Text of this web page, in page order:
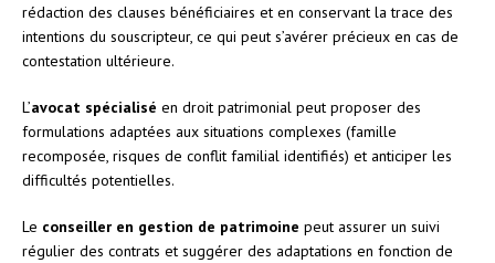
rédaction des clauses bénéficiaires et en conservant la trace des
intentions du souscripteur, ce qui peut s’avérer précieux en cas de
contestation ultérieure.
L’avocat spécialisé en droit patrimonial peut proposer des
formulations adaptées aux situations complexes (famille
recomposée, risques de conflit familial identifiés) et anticiper les
difficultés potentielles.
Le conseiller en gestion de patrimoine peut assurer un suivi
régulier des contrats et suggérer des adaptations en fonction de